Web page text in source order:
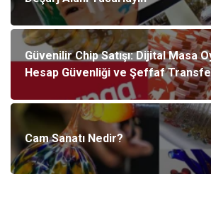
Güvenilir Chip Satışı: Dijital Masa
Hesap Güvenliği ve Şeffaf
Cam Sanatı Nedir?